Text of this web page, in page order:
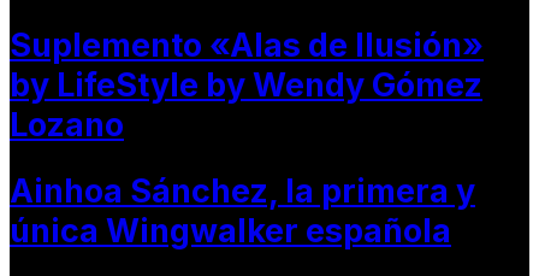
Suplemento «Alas de Ilusión»
by LifeStyle by Wendy Gómez
Lozano
Ainhoa Sánchez, la primera y
única Wingwalker española